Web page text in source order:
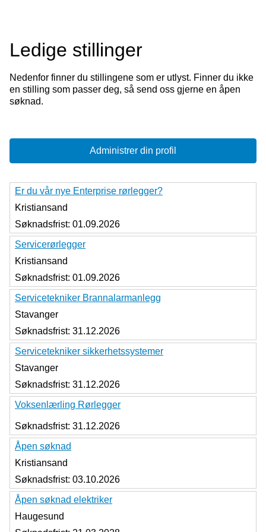
Ledige stillinger
Nedenfor finner du stillingene som er utlyst. Finner du ikke
en stilling som passer deg, så send oss gjerne en åpen
søknad.
Administrer din profil
Er du vår nye Enterprise rørlegger?
Kristiansand
Søknadsfrist: 01.09.2026
Servicerørlegger
Kristiansand
Søknadsfrist: 01.09.2026
Servicetekniker Brannalarmanlegg
Stavanger
Søknadsfrist: 31.12.2026
Servicetekniker sikkerhetssystemer
Stavanger
Søknadsfrist: 31.12.2026
Voksenlærling Rørlegger
Søknadsfrist: 31.12.2026
Åpen søknad
Kristiansand
Søknadsfrist: 03.10.2026
Åpen søknad elektriker
Haugesund